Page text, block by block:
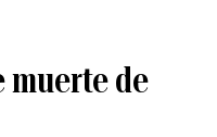
muerte de